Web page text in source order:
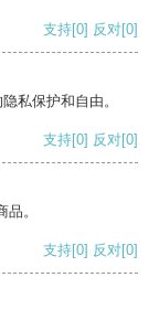
支持[0] 反对[0]
私保护和自由。
支持[0] 反对[0]
。
支持[0] 反对[0]